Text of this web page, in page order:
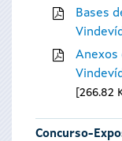
Bases
Anexos
266.82
Concurso-